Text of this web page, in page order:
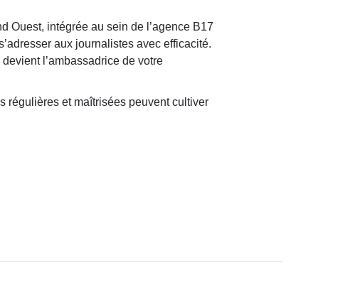
Ouest, intégrée au sein de l’agence B17
aux journalistes avec efficacité.
l’ambassadrice de votre
régulières et maîtrisées peuvent cultiver